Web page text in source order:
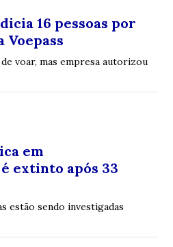
16 pessoas por
Voepass
voar, mas empresa autorizou
em
extinto após 33
estão sendo investigadas